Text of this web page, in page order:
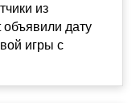
из
объявили дату
игры с